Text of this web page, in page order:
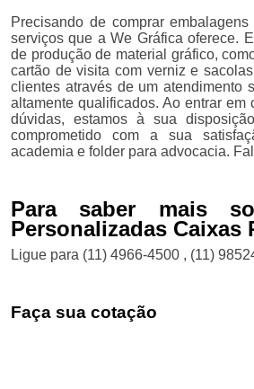
Precisando de comprar
serviços que a We Gráfica oferece.
de produção de material gráfico,
cartão de visita com verniz e
clientes através de um atendimento
altamente qualificados. Ao entrar
dúvidas, estamos à sua
comprometido com a sua
academia e folder para advocacia.
Para saber mais
Personalizadas Caixas
Ligue para (11) 4966-4500 , (11)
Faça sua cotação